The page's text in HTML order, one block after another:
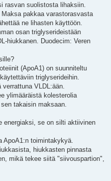
rasvan suolistosta lihaksiin.
pakkaa varastorasvasta
ne lihasten käyttöön.
osan triglyserideistään
hiukkanen. Duodecim: Veren
(ApoA1) on suunniteltu
triglyserideihin.
VLDL:ään.
ylimääräistä kolesterolia
takaisin maksaan.
energiaksi, se on silti aktiivinen
ApoA1:n toimintakykyä.
hiukkasten pinnasta
mikä tekee siitä "siivouspartion",